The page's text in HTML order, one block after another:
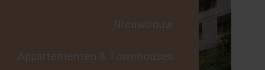
Nieuwbouw
Appartementen & Townhouses